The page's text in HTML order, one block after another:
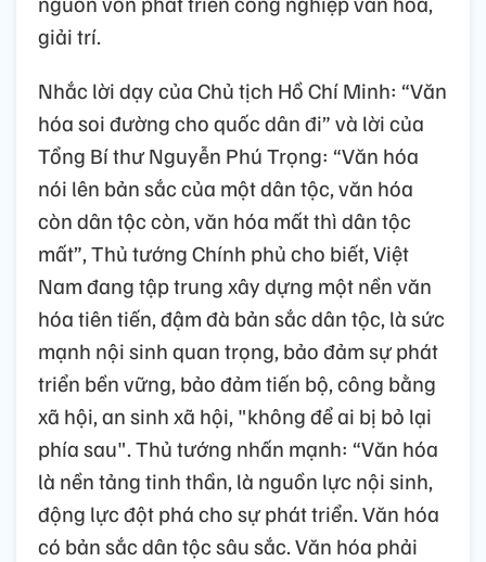
giải trí.
Nhắc lời dạy của Chủ tịch Hồ Chí Minh: “Văn
hóa soi đường cho quốc dân đi” và lời của
Tổng Bí thư Nguyễn Phú Trọng: “Văn hóa
nói lên bản sắc của một dân tộc, văn hóa
còn dân tộc còn, văn hóa mất thì dân tộc
mất”, Thủ tướng Chính phủ cho biết, Việt
Nam đang tập trung xây dựng một nền văn
hóa tiên tiến, đậm đà bản sắc dân tộc, là sức
mạnh nội sinh quan trọng, bảo đảm sự phát
triển bền vững, bảo đảm tiến bộ, công bằng
xã hội, an sinh xã hội, "không để ai bị bỏ lại
phía sau". Thủ tướng nhấn mạnh: “Văn hóa
là nền tảng tinh thần, là nguồn lực nội sinh,
động lực đột phá cho sự phát triển. Văn hóa
có bản sắc dân tộc sâu sắc. Văn hóa phải